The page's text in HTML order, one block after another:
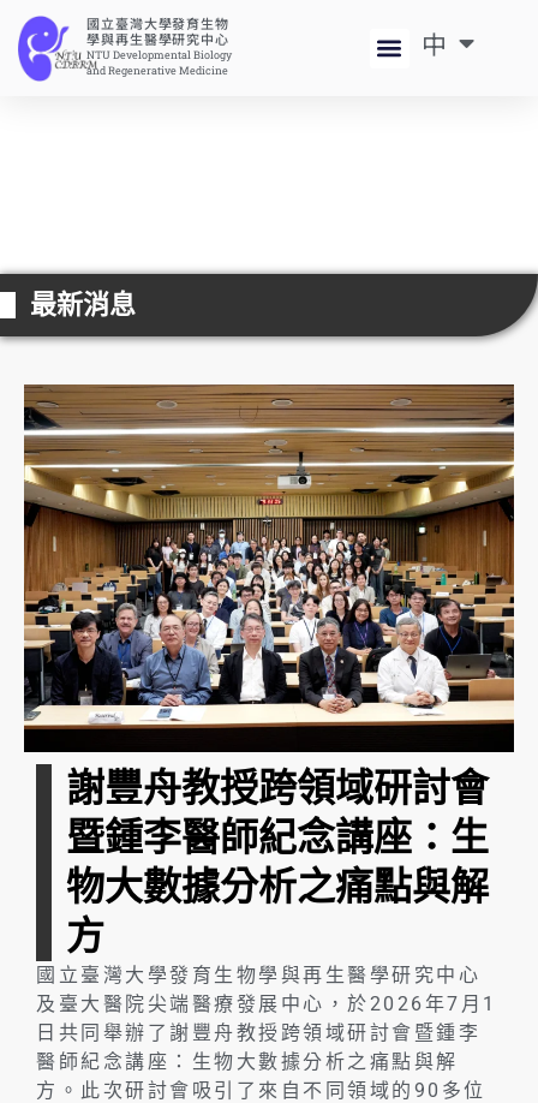
國立臺灣大學發育生物
學與再生醫學研究中心
NTU Developmental Biology
and Regenerative Medicine
中
EN
最新消息
謝豐舟教授跨領域研討會
暨鍾李醫師紀念講座：生
物大數據分析之痛點與解
方
國立臺灣大學發育生物學與再生醫學研究中心
及臺大醫院尖端醫療發展中心，於2026年7月1
日共同舉辦了謝豐舟教授跨領域研討會暨鍾李
醫師紀念講座：生物大數據分析之痛點與解
方。此次研討會吸引了來自不同領域的90多位